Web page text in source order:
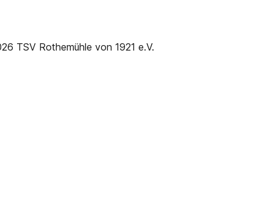
TSV Rothemühle von 1921 e.V.